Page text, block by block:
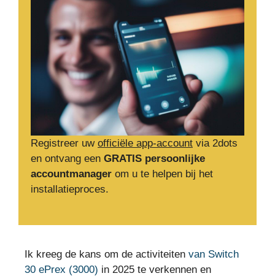
Registreer uw officiële app-account via 2dots
en ontvang een GRATIS persoonlijke
accountmanager om u te helpen bij het
installatieproces.
Ik kreeg de kans om de activiteiten van Switch
30 ePrex (3000) in 2025 te verkennen en